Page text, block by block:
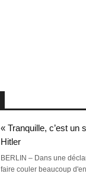
« Tranquille, c’est un
Hitler
BERLIN – Dans une
faire couler beaucoup